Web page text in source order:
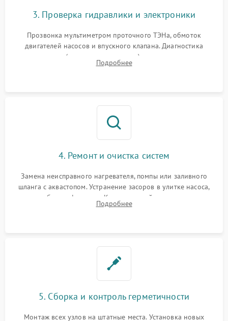
3. Проверка гидравлики и электроники
Прозвонка мультиметром проточного ТЭНа, обмоток
двигателей насосов и впускного клапана. Диагностика
прессостата (датчика уровня воды), датчика мутности,
концевика дверцы и электронного модуля управления.
Подробнее
4. Ремонт и очистка систем
Замена неисправного нагревателя, помпы или заливного
шланга с аквастопом. Устранение засоров в улитке насоса,
патрубках и фильтрах. Компонентный ремонт платы
управления, восстановление поврежденной проводки.
Подробнее
5. Сборка и контроль герметичности
Монтаж всех узлов на штатные места. Установка новых